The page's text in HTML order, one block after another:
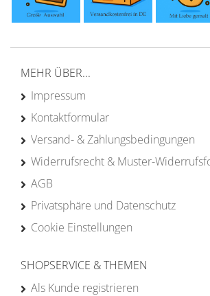
MEHR ÜBER...
Impressum
Kontaktformular
Versand- & Zahlungsbedingungen
Widerrufsrecht & Muster-
AGB
Privatsphäre und Datenschutz
Cookie Einstellungen
SHOPSERVICE & THEMEN
Als Kunde registrieren